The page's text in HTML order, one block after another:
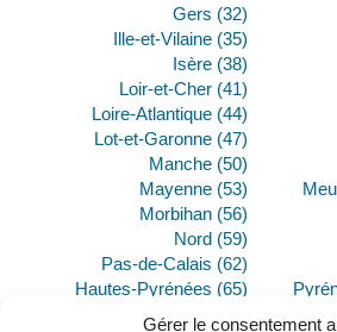
Gérer le consentement
Gers (32)
Ille-et-Vilaine (35)
Isère (38)
Loir-et-Cher (41)
Loire-Atlantique (44)
Lot-et-Garonne (47)
Manche (50)
Mayenne (53)
Morbihan (56)
Nord (59)
Pas-de-Calais (62)
Hautes-Pyrénées (65)
Haut-Rhin (68)